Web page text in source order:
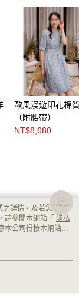
歐風漫遊印花棉
（附腰帶）
NT$8,680
之詳情，及若您不希
請參閱本網站「 隱私
本公司得按本網站使